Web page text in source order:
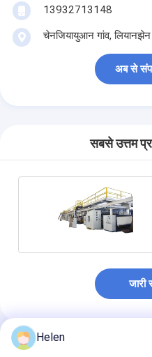
13932713148
चेनजियायुआन गांव,
अब से
सबसे उत्तम
जारी
अनुशंसित उत्पाद
Helen